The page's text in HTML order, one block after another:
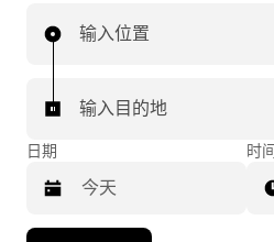
输入位置
输入目的地
日期 时间